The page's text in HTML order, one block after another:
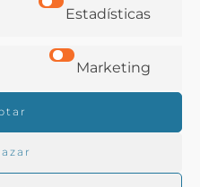
Estadísticas
Marketing